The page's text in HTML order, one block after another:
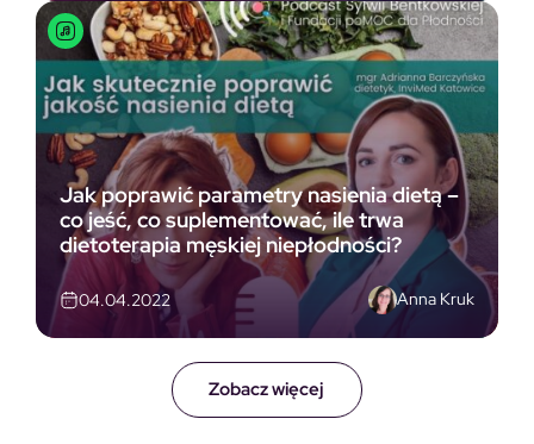
Zobacz więcej
Jak poprawić parametry nasienia dietą –
co jeść, co suplementować, ile trwa
dietoterapia męskiej niepłodności?
04.04.2022 Anna Kruk